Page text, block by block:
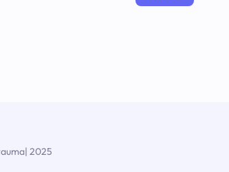
| 2025